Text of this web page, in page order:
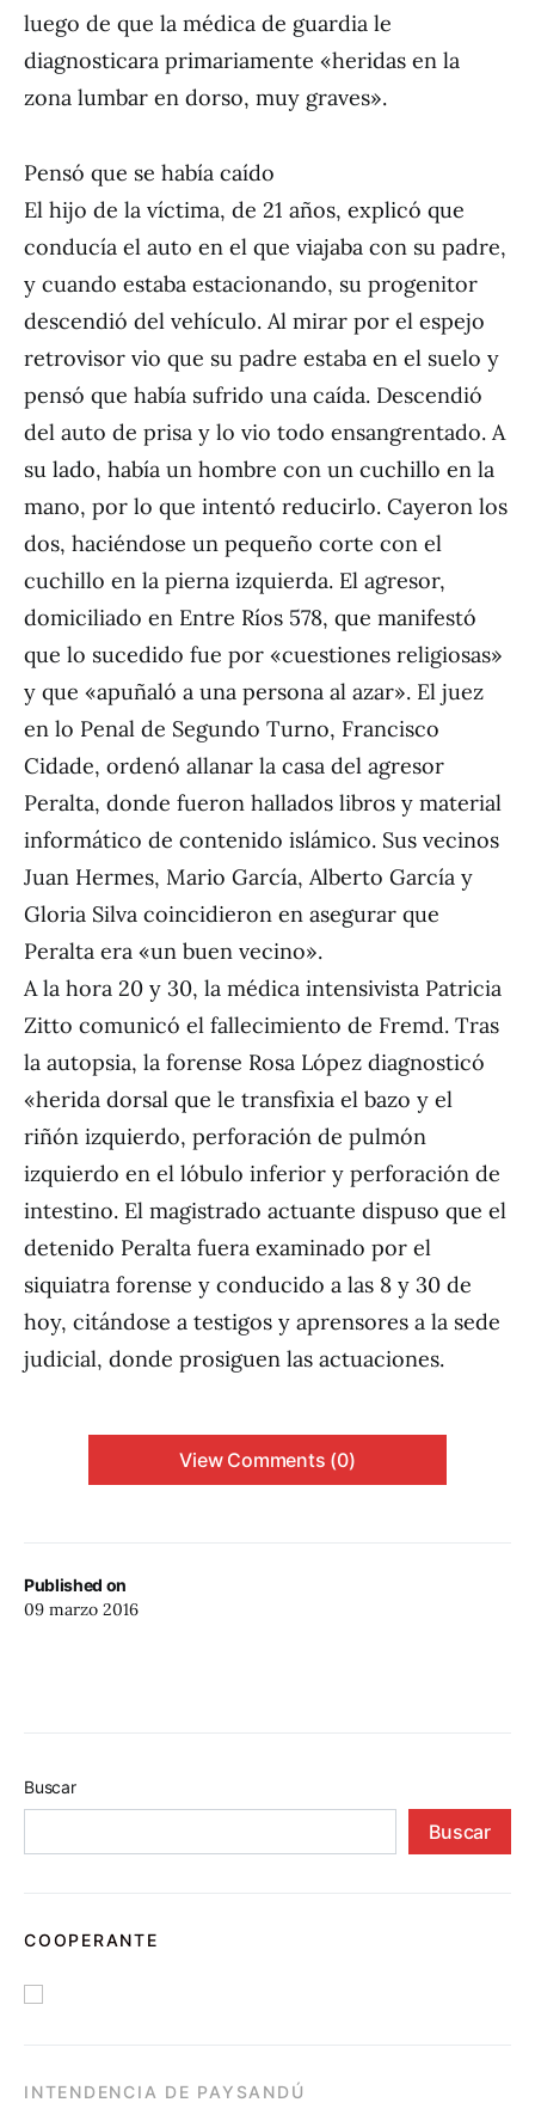
Published on
09 marzo 2016
luego de que la médica de guardia le
diagnosticara primariamente «heridas en la
zona lumbar en dorso, muy graves».
Pensó que se había caído
El hijo de la víctima, de 21 años, explicó que
conducía el auto en el que viajaba con su padre,
y cuando estaba estacionando, su progenitor
descendió del vehículo. Al mirar por el espejo
retrovisor vio que su padre estaba en el suelo y
pensó que había sufrido una caída. Descendió
del auto de prisa y lo vio todo ensangrentado. A
su lado, había un hombre con un cuchillo en la
mano, por lo que intentó reducirlo. Cayeron los
dos, haciéndose un pequeño corte con el
cuchillo en la pierna izquierda. El agresor,
domiciliado en Entre Ríos 578, que manifestó
que lo sucedido fue por «cuestiones religiosas»
y que «apuñaló a una persona al azar». El juez
en lo Penal de Segundo Turno, Francisco
Cidade, ordenó allanar la casa del agresor
Peralta, donde fueron hallados libros y material
informático de contenido islámico. Sus vecinos
Juan Hermes, Mario García, Alberto García y
Gloria Silva coincidieron en asegurar que
Peralta era «un buen vecino».
A la hora 20 y 30, la médica intensivista Patricia
Zitto comunicó el fallecimiento de Fremd. Tras
la autopsia, la forense Rosa López diagnosticó
«herida dorsal que le transfixia el bazo y el
riñón izquierdo, perforación de pulmón
izquierdo en el lóbulo inferior y perforación de
intestino. El magistrado actuante dispuso que el
detenido Peralta fuera examinado por el
siquiatra forense y conducido a las 8 y 30 de
hoy, citándose a testigos y aprensores a la sede
judicial, donde prosiguen las actuaciones.
View Comments (0)
Buscar
Buscar
COOPERANTE
INTENDENCIA DE PAYSANDÚ